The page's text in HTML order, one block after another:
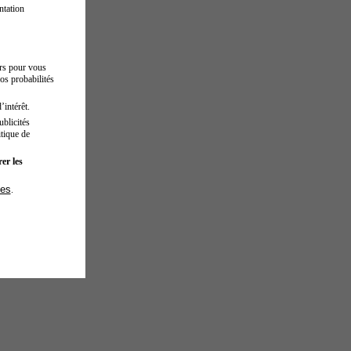
pour vous
probabilités
de
les